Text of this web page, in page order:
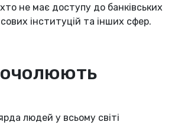
не має доступу до банківських
інституцій та інших сфер.
очолюють
людей у всьому світі